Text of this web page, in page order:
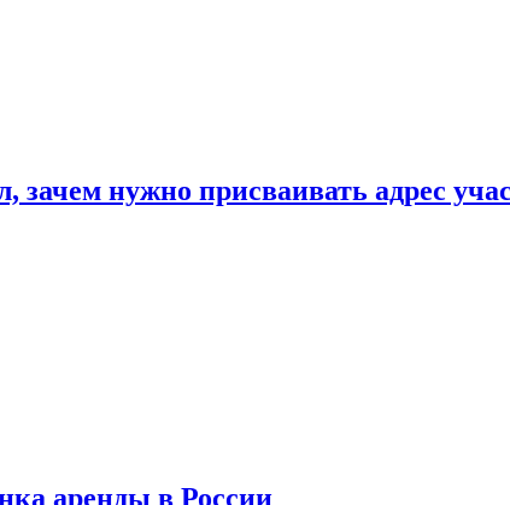
зачем нужно присваивать адрес
аренды в России